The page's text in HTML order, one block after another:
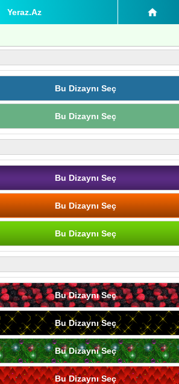
Yeraz.Az
Bu Dizaynı Seç
Bu Dizaynı Seç
Bu Dizaynı Seç
Bu Dizaynı Seç
Bu Dizaynı Seç
Bu Dizaynı Seç
Bu Dizaynı Seç
Bu Dizaynı Seç
Bu Dizaynı Seç